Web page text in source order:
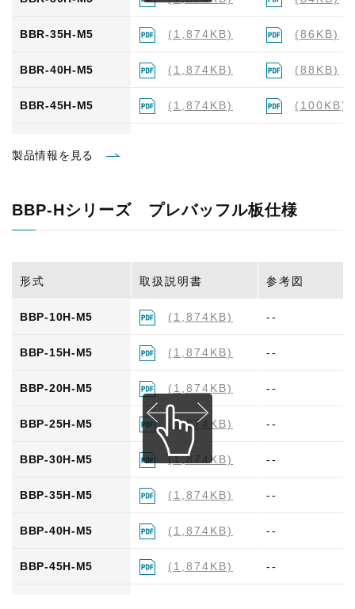
BBR-35H-M5 (1,874KB) (86KB)
BBR-40H-M5 (1,874KB) (88KB)
BBR-45H-M5 (1,874KB) (100KB)
BBR-20H-M6 (1,874KB) (82KB)
BBR-30H-M6 (1,874KB) (84KB)
BBR-35H-M6 (1,874KB)
BBR-40H-M6 (1,874KB)
BBR-45H-M6 (1,874KB)
製品情報を見る
BBP-Hシリーズ プレバッフル板仕様
形式 取扱説明書 参考図
BBP-10H-M5 (1,874KB) --
BBP-15H-M5 (1,874KB) --
BBP-20H-M5 (1,874KB) --
BBP-25H-M5 (1,874KB) --
BBP-30H-M5 (1,874KB) --
BBP-35H-M5 (1,874KB) --
BBP-40H-M5 (1,874KB) --
BBP-45H-M5 (1,874KB) --